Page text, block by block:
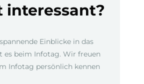
interessant?
Einblicke in das
es beim Infotag. Wir freuen
Infotag persönlich kennen